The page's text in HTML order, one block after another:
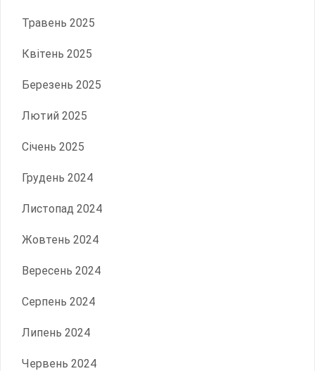
Травень 2025
Квітень 2025
Березень 2025
Лютий 2025
Січень 2025
Грудень 2024
Листопад 2024
Жовтень 2024
Вересень 2024
Серпень 2024
Липень 2024
Червень 2024